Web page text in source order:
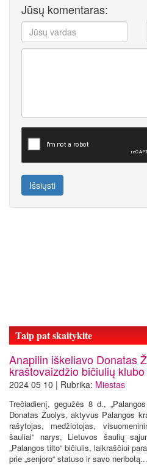
Jūsų komentaras:
Išsiųsti
Taip pat skaitykite
Anapilin iškeliavo Donatas
kraštovaizdžio bičiulių
2024 05 10 | Rubrika: Miestas
Trečiadienį, gegužės 8 d.,
Donatas Žuolys, aktyvus Palangos
rašytojas, medžiotojas,
šauliai“ narys, Lietuvos šaulių
„Palangos tilto“ bičiulis, laikraščiui
prie „senjoro“ statuso ir savo neribotą...